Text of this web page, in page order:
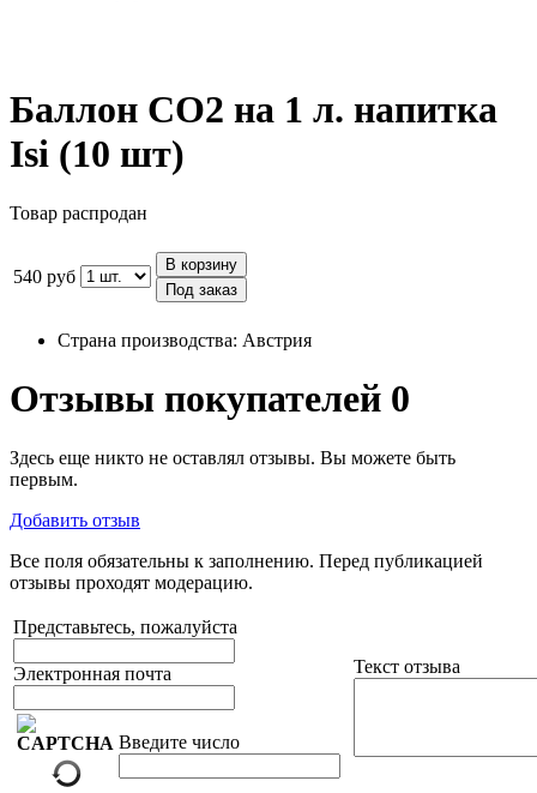
Баллон CO2 на 1 л. напитка
Isi (10 шт)
Товар распродан
540 руб
В корзину
Под заказ
Страна производства: Австрия
Отзывы покупателей 0
Здесь еще никто не оставлял отзывы. Вы можете быть
первым.
Добавить отзыв
Все поля обязательны к заполнению. Перед публикацией
отзывы проходят модерацию.
Представьтесь, пожалуйста
Электронная почта
Введите число
Текст отзыва